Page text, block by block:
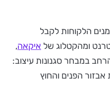
הלקוחות לקבל
ומהקטלוג של איקאה,
במבחר סגנונות עיצוב:
אבזור הפנים והחוץ